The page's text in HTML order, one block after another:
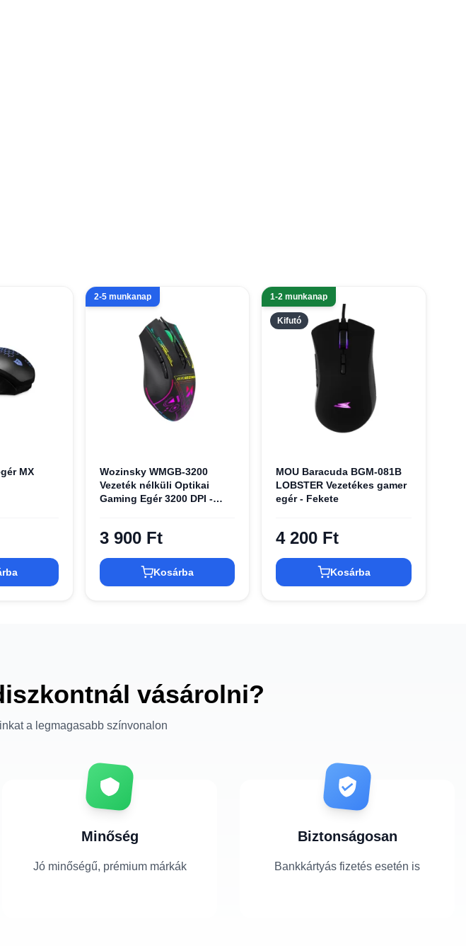
MX
2-5 munkanap
Wozinsky WMGB-3200
Vezeték nélküli Optikai
Gaming Egér 3200 DPI -
3 900 Ft
Kosárba
Kifutó
1-2 munkanap
MOU Baracuda BGM-081B
LOBSTER Vezetékes gamer
egér - Fekete
4 200 Ft
Kosárba
vásárolni?
a legmagasabb színvonalon
Minőség
Jó minőségű, prémium márkák
Biztonságosan
Bankkártyás fizetés esetén is